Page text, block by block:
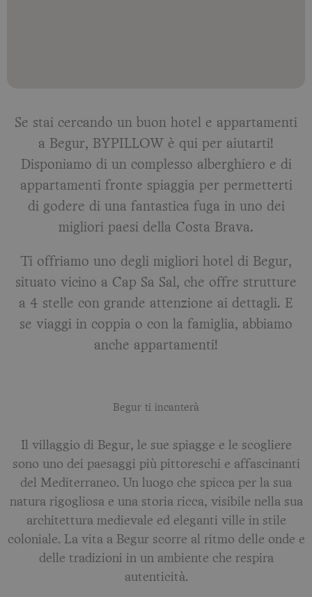
Se stai cercando un buon hotel e appartamenti
a Begur, BYPILLOW è qui per aiutarti!
Disponiamo di un complesso alberghiero e di
appartamenti fronte spiaggia per permetterti
di godere di una fantastica fuga in uno dei
migliori paesi della Costa Brava.
Ti offriamo uno degli migliori hotel di Begur,
situato vicino a Cap Sa Sal, che offre strutture
a 4 stelle con grande attenzione ai dettagli. E
se viaggi in coppia o con la famiglia, abbiamo
anche appartamenti!
Begur ti incanterà
Il villaggio di Begur, le sue spiagge e le scogliere
sono uno dei paesaggi più pittoreschi e affascinanti
del Mediterraneo. Un luogo che spicca per la sua
natura rigogliosa e una storia ricca, visibile nella sua
architettura medievale ed eleganti ville in stile
coloniale. La vita a Begur scorre al ritmo delle onde e
delle tradizioni in un ambiente che respira
autenticità.